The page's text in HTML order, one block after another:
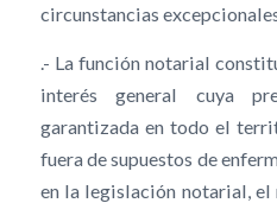
circunstancias
.- La función notarial
interés general cuya
garantizada en todo el
fuera de supuestos de
en la legislación notarial,